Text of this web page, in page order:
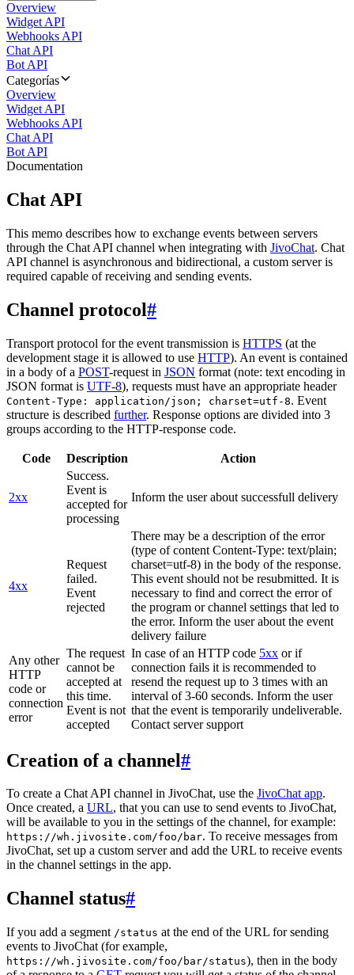
Overview
Widget API
Webhooks API
Chat API
Bot API
Categorías
Overview
Widget API
Webhooks API
Chat API
Bot API
Documentation
Chat API
This memo describes how to exchange events between servers
through the Chat API channel when integrating with JivoChat. Chat
API channel is asynchronous and bidirectional, a custom server is
required capable of receiving and sending events.
Channel protocol#
Transport protocol for the event transmission is HTTPS (at the
development stage it is allowed to use HTTP). An event is contained
in a body of a POST-request in JSON format (note: text encoding in
JSON format is UTF-8), requests must have an appropriate header
Content-Type: application/json; charset=utf-8. Event
structure is described further. Response options are divided into 3
groups according to the HTTP-response code.
Code Description Action
2xx
Success.
Event is
accepted for
processing
Inform the user about successfull delivery
4xx
Request
failed.
Event
rejected
There may be a description of the error
(type of content Content-Type: text/plain;
charset=utf-8) in the body of the response.
This event should not be resubmitted. It is
necessary to find and correct the error of
the program or channel settings that led to
the error. Inform the user about the event
delivery failure
Any other
HTTP
code or
connection
error
The request
cannot be
accepted at
this time.
Event is not
accepted
In case of an HTTP code 5xx or if
connection fails it is recommended to
resend the request up to 3 times with an
interval of 3-60 seconds. Inform the user
that the event is temporarily undeliverable.
Contact server support
Creation of a channel#
To create a Chat API channel in JivoChat, use the JivoChat app.
Once created, a URL, that you can use to send events to JivoChat,
will be available to you in the settings of the channel, for example:
https://wh.jivosite.com/foo/bar. To receive messages from
JivoChat, set up a custom server and add the URL to receive events
in the channel settings in the app.
Channel status#
If you add a segment /status at the end of the URL for sending
events to JivoChat (for example,
https://wh.jivosite.com/foo/bar/status), then in the body